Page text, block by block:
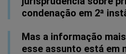
condenação em 2ª
Mas a informação
esse assunto está em